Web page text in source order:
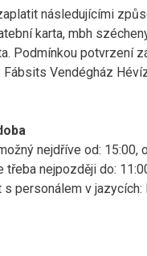
následujícími
karta, mbh
Podmínkou potvrzení
Vendégház
nejdříve od: 15:00,
třeba nejpozději do:
personálem v jazycích: